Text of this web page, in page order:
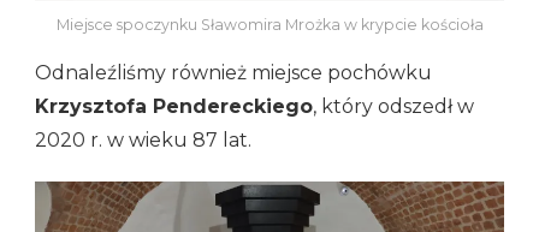
Miejsce spoczynku Sławomira Mrożka w krypcie kościoła
Odnaleźliśmy również miejsce pochówku
Krzysztofa Pendereckiego, który odszedł w
2020 r. w wieku 87 lat.